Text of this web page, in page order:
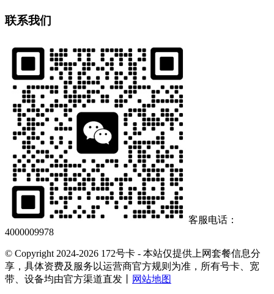
联系我们
客服电话：
4000009978
© Copyright 2024-2026 172号卡 - 本站仅提供上网套餐信息分
享，具体资费及服务以运营商官方规则为准，所有号卡、宽
带、设备均由官方渠道直发丨
网站地图